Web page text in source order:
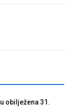
obilježena 31.